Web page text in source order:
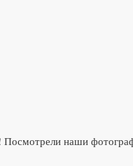
Посмотрели наши